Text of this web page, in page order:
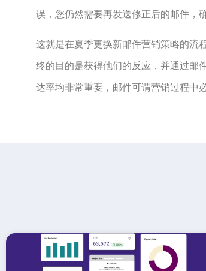
误，您仍然需要再发送修正后的邮件，
这就是在夏季更换新邮件营销策略的流
终的目的是获得他们的反应，并通过邮
达率均非常重要，邮件可谓营销过程中